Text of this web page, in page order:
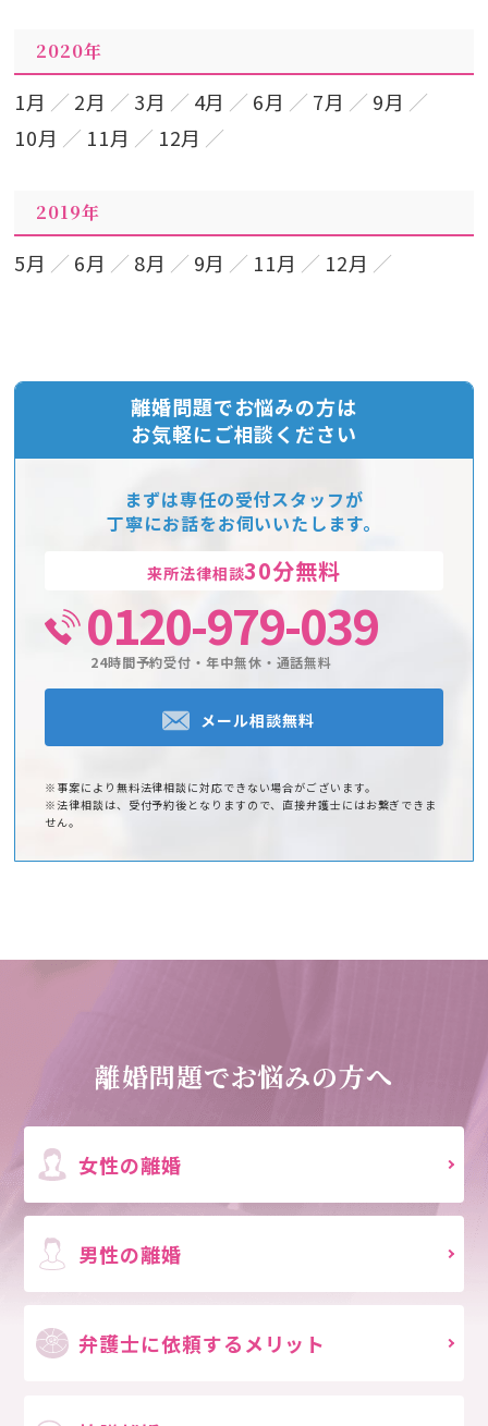
2020年
1月 2月 3月 4月 6月 7月
9月
10月
11月 12月
2019年
5月 6月 8月 9月 11月 12月
離婚問題でお悩みの方は
お気軽にご相談ください
まずは専任の受付スタッフが
丁寧にお話をお伺いいたします。
来所法律相談30分無料
0120-979-039
24時間予約受付・年中無休・通話無料
メール相談無料
※事案により無料法律相談に対応できない場合がございます。
※法律相談は、受付予約後となりますので、直接弁護士にはお繋ぎできま
せん。
離婚問題でお悩みの方へ
女性の離婚
男性の離婚
弁護士に依頼するメリット